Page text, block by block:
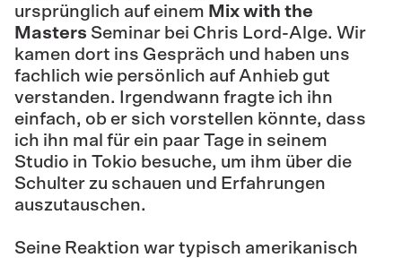
ursprünglich auf einem Mix with the
Masters Seminar bei Chris Lord-Alge. Wir
kamen dort ins Gespräch und haben uns
fachlich wie persönlich auf Anhieb gut
verstanden. Irgendwann fragte ich ihn
einfach, ob er sich vorstellen könnte, dass
ich ihn mal für ein paar Tage in seinem
Studio in Tokio besuche, um ihm über die
Schulter zu schauen und Erfahrungen
auszutauschen.
Seine Reaktion war typisch amerikanisch